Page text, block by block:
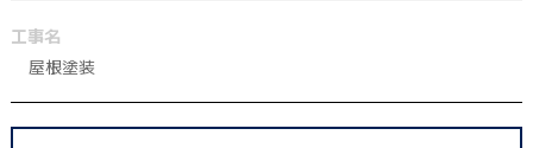
工事名
屋根塗装